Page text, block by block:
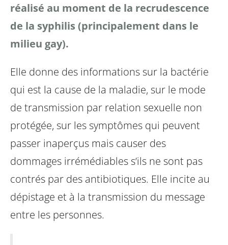
réalisé au moment de la recrudescence
de la syphilis (principalement dans le
milieu gay).
Elle donne des informations sur la bactérie
qui est la cause de la maladie, sur le mode
de transmission par relation sexuelle non
protégée, sur les symptômes qui peuvent
passer inaperçus mais causer des
dommages irrémédiables s’ils ne sont pas
contrés par des antibiotiques. Elle incite au
dépistage et à la transmission du message
entre les personnes.